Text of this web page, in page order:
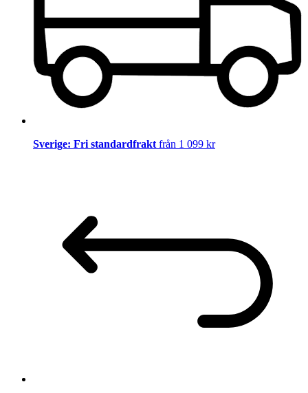
Sverige: Fri standardfrakt från 1 099 kr